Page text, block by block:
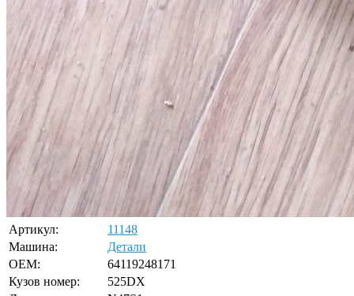
Артикул:
11148
Машина:
Детали
OEM:
64119248171
Кузов номер:
525DX